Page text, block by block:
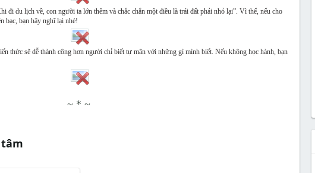
đi du lịch về, con người ta lớn thêm và chắc chắn một điều là trái đất phải nhỏ lại”. Vì thế, nếu cho
bạc, bạn hãy nghĩ lại nhé!
thức sẽ dễ thành công hơn người chỉ biết tự mãn với những gì mình biết. Nếu không học hành, bạn
~ * ~